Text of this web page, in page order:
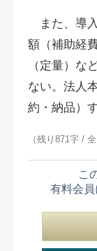
また、導
額（補助経
（定量）な
ない。法人
約・納品）
（残り871字 / 全
こ
有料会